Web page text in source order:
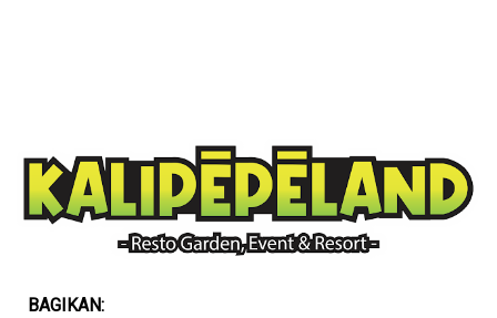
BAGIKAN: